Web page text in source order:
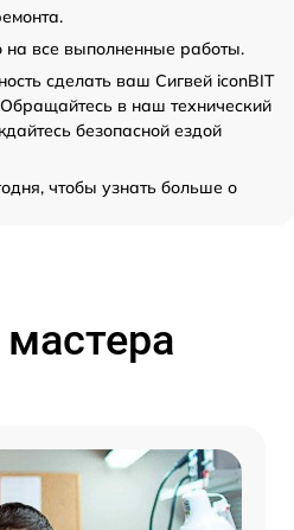
на все выполненные работы.
сделать ваш Сигвей iconBIT
в наш технический
безопасной ездой
чтобы узнать больше о